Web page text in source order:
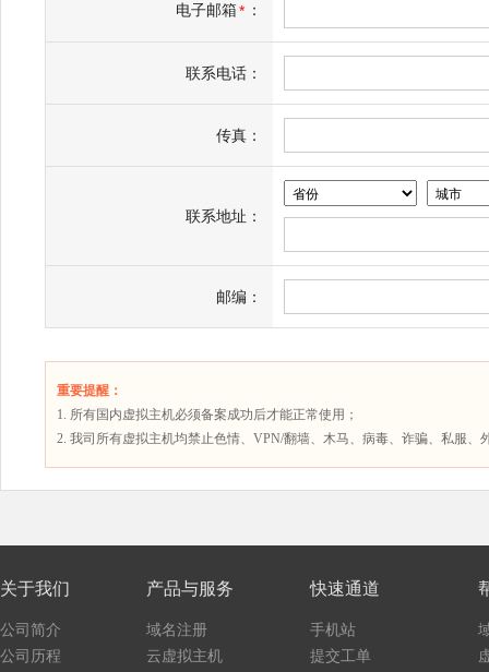
电子邮箱* ：
联系电话：
传真：
联系地址：
邮编：
重要提醒：
1. 所有国内虚拟主机必须备案成功后才能正常使用；
2. 我司所有虚拟主机均禁止色情、VPN/翻墙、木马、病毒、诈骗、私服
关于我们
公司简介
公司历程
产品与服务
域名注册
云虚拟主机
快速通道
手机站
提交工单